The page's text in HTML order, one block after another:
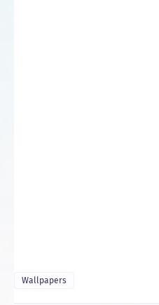
Wallpapers